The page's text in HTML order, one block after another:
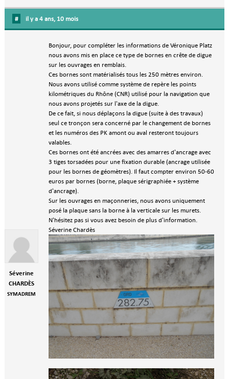
# il y a 4 ans, 10 mois
Séverine
CHARDÈS
SYMADREM
Bonjour, pour compléter les informations de Véronique Platz
nous avons mis en place ce type de bornes en crête de digue
sur les ouvrages en remblais.
Ces bornes sont matérialisés tous les 250 mètres environ.
Nous avons utilisé comme système de repère les points
kilométriques du Rhône (CNR) utilisé pour la navigation que
nous avons projetés sur l'axe de la digue.
De ce fait, si nous déplaçons la digue (suite à des travaux)
seul ce tronçon sera concerné par le changement de bornes
et les numéros des PK amont ou aval resteront toujours
valables.
Ces bornes ont été ancrées avec des amarres d'ancrage avec
3 tiges torsadées pour une fixation durable (ancrage utilisée
pour les bornes de géomètres). Il faut compter environ 50-60
euros par bornes (borne, plaque sérigraphiée + système
d'ancrage).
Sur les ouvrages en maçonneries, nous avons uniquement
posé la plaque sans la borne à la verticale sur les murets.
N'hésitez pas si vous avez besoin de plus d'information.
Séverine Chardès